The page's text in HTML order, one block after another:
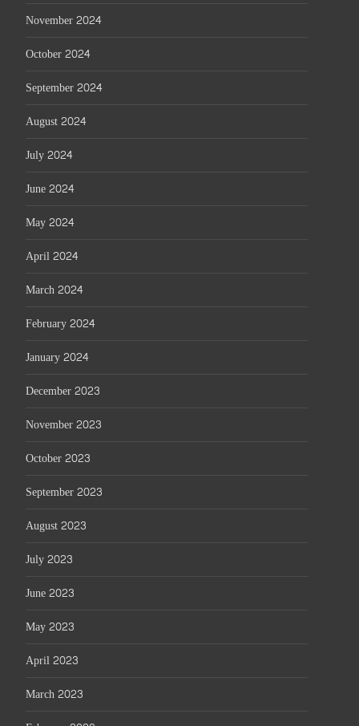
November 2024
October 2024
September 2024
August 2024
July 2024
June 2024
May 2024
April 2024
March 2024
February 2024
January 2024
December 2023
November 2023
October 2023
September 2023
August 2023
July 2023
June 2023
May 2023
April 2023
March 2023